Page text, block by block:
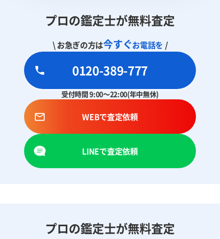
プロの鑑定士が無料査定
\ お急ぎの方は今すぐお電話を /
0120-389-777
受付時間 9:00～22:00(年中無休)
WEBで査定依頼
LINEで査定依頼
プロの鑑定士が無料査定